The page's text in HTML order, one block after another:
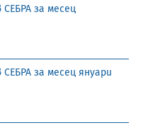
за месец
за месец януари